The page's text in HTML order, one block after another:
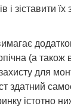
і зіставити
(а
для
здатний
істотно